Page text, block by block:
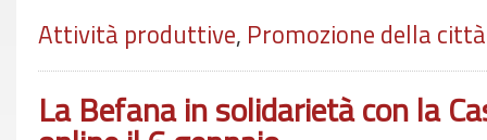
Attività produttive, Promozione della città
La Befana in solidarietà con la